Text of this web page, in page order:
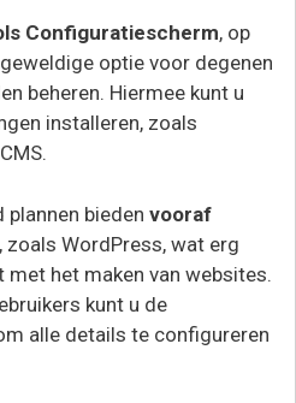
Configuratiescherm, op
optie voor degenen
beheren. Hiermee kunt u
installeren, zoals
bieden vooraf
, zoals WordPress, wat erg
het maken van websites.
kunt u de
alle details te configureren